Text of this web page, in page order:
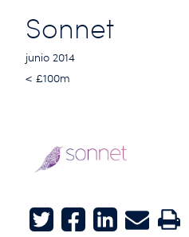
Sonnet
junio 2014
< £100m
TwitterFacebook
LinkedInE-mailPrint